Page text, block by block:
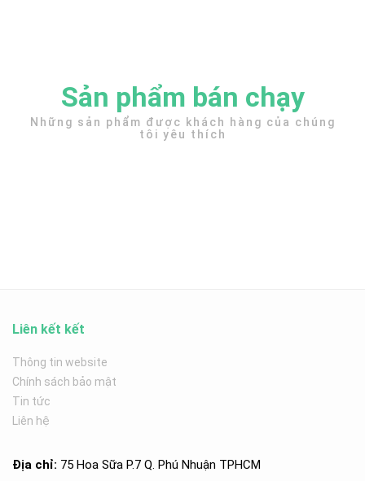
Sản phẩm bán chạy
Những sản phẩm được khách hàng của chúng
tôi yêu thích
Liên kết kết
Thông tin website
Chính sách bảo mật
Tin tức
Liên hệ
Địa chỉ: 75 Hoa Sữa P.7 Q. Phú Nhuận TPHCM